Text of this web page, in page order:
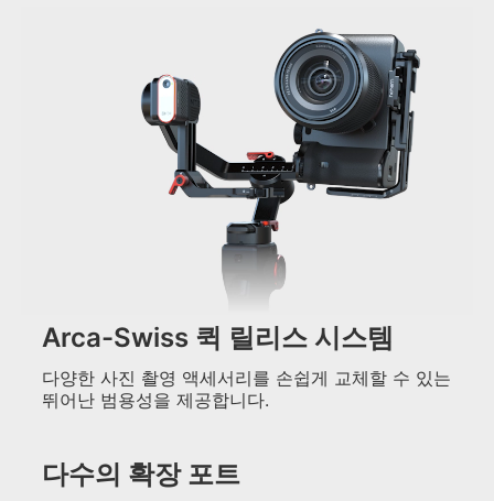
Arca-Swiss 퀵 릴리스 시스템
다양한 사진 촬영 액세서리를 손쉽게 교체할 수 있는
뛰어난 범용성을 제공합니다.
다수의 확장 포트